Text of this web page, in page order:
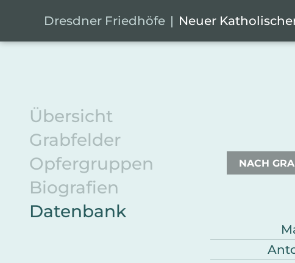
Dresdner Friedhöfe Neuer
Übersicht
Grabfelder
Opfergruppen
Biografien
Datenbank
NACH